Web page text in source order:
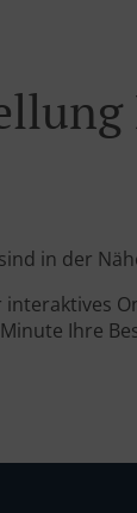
in der
interaktives
Ihre